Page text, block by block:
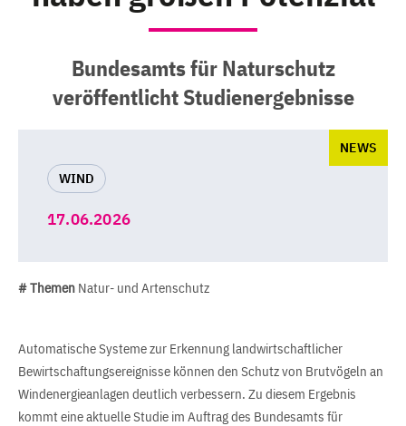
Bundesamts für Naturschutz
veröffentlicht Studienergebnisse
WIND
NEWS
17.06.2026
# Themen Natur- und Artenschutz
Automatische Systeme zur Erkennung landwirtschaftlicher
Bewirtschaftungsereignisse können den Schutz von Brutvögeln an
Windenergieanlagen deutlich verbessern. Zu diesem Ergebnis
kommt eine aktuelle Studie im Auftrag des Bundesamts für